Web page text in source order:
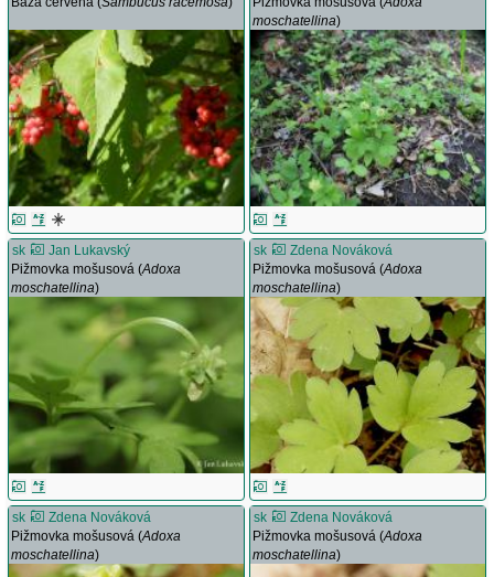
moschatellina)
sk
Jan Lukavský
Pižmovka mošusová (Adoxa
moschatellina)
sk
Zdena Nováková
Pižmovka mošusová (Adoxa
moschatellina)
sk
Zdena Nováková
Pižmovka mošusová (Adoxa
moschatellina)
sk
Zdena Nováková
Pižmovka mošusová (Adoxa
moschatellina)